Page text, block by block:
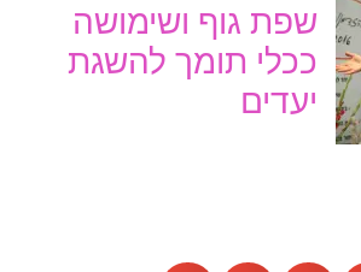
שפת גוף ושימושה
ככלי תומך להשגת
יעדים